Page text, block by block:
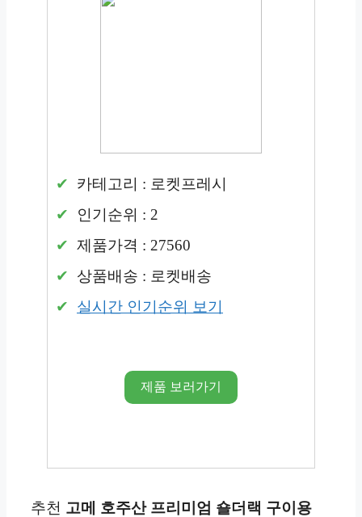
카테고리 : 로켓프레시
인기순위 : 2
제품가격 : 27560
상품배송 : 로켓배송
실시간 인기순위 보기
제품 보러가기
추천 고메 호주산 프리미엄 숄더랙 구이용